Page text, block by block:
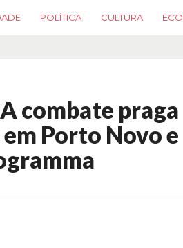
POLÍTICA CULTURA
combate
Porto Novo